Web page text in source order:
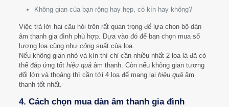
Không gian của bạn rộng hay hẹp, có kín hay không?
Việc trả lời hai câu hỏi trên rất quan trọng để lựa chọn bộ dàn
âm thanh gia đình phù hợp. Dựa vào đó để bạn chọn mua số
lượng loa cũng như công suất của loa.
Nếu không gian nhỏ và kín thì chỉ cần nhiều nhất 2 loa là đã có
thể đáp ứng tốthiệu quả âm thanh. Còn nếu không gian tương
đối lớn và thoáng thì cần tới 4 loa để mang lại hiệu quả âm
thanh tốt nhất.
4. Cách chọn mua dàn âm thanh gia đình